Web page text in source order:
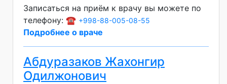
Записаться на приём к врачу вы можете по
телефону: ☎️ +998-88-005-08-55
Подробнее о враче
Абдуразаков Жахонгир
Одилжонович